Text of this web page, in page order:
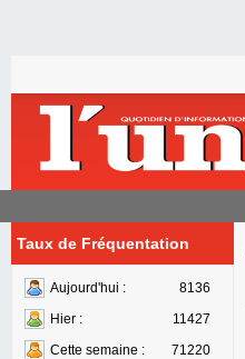
Taux de Fréquentation
Aujourd'hui :
8136
Hier :
11427
Cette semaine :
71220